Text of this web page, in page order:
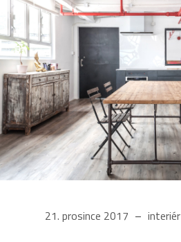
21. prosince 2017 interiér